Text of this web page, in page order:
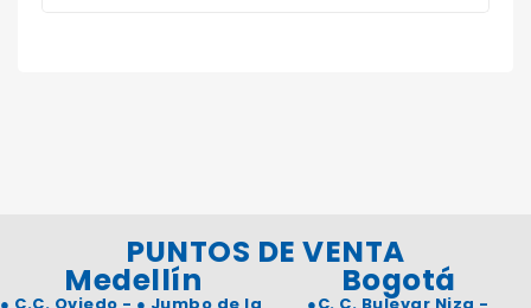
PUNTOS DE VENTA
Medellín Bogotá